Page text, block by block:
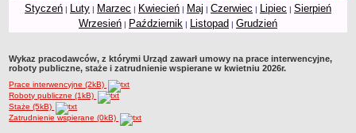
Podstawy prawne działania Urzędu
Godziny pracy Urzędu
DEKLARACJA DOSTĘPNOŚCI
Raport o stanie zapewnienia dostępności podmiotu publicznego
POWIATOWY URZĄD PRACY
Dane teleadresowe
Styczeń | Luty | Marzec | Kwiecień | Maj | Czerwiec | Lipiec | Sierpień
Wrzesień | Październik | Listopad | Grudzień
Wykaz pracodawców, z którymi Urząd zawarł umowy na prace interwencyjne,
roboty publiczne, staże i zatrudnienie wspierane w kwietniu 2026r.
Prace interwencyjne (2kB)
Roboty publiczne (1kB)
Staże (5kB)
Zatrudnienie wspierane (0kB)